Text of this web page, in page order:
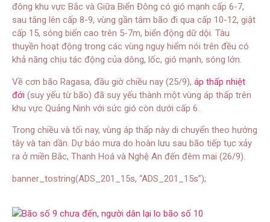
đông khu vực Bắc và Giữa Biển Đông có gió mạnh cấp 6-7,
sau tăng lên cấp 8-9, vùng gần tâm bão đi qua cấp 10-12, giật
cấp 15, sóng biển cao trên 5-7m, biển động dữ dội. Tàu
thuyền hoạt động trong các vùng nguy hiểm nói trên đều có
khả năng chịu tác động của dông, lốc, gió mạnh, sóng lớn.
Về cơn bão Ragasa, đầu giờ chiều nay (25/9), áp thấp nhiệt
đới (suy yếu từ bão) đã suy yếu thành một vùng áp thấp trên
khu vực Quảng Ninh với sức gió còn dưới cấp 6.
Trong chiều và tối nay, vùng áp thấp này di chuyển theo hướng
tây và tan dần. Dự báo mưa do hoàn lưu sau bão tiếp tục xảy
ra ở miền Bắc, Thanh Hoá và Nghệ An đến đêm mai (26/9).
banner_tostring(ADS_201_15s, “ADS_201_15s”);